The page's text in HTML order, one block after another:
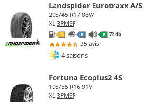
Landspider Eurotraxx A/S
205/45 R17 88W
XL 3PMSF
D B B 72 db
35 avis
4 saisons
Fortuna Ecoplus2 4S
195/55 R16 91V
XL 3PMSF